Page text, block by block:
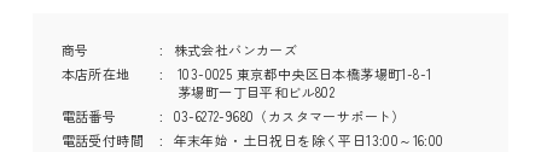
商号
株式会社バンカーズ
本店所在地
103-0025 東京都中央区日本橋茅場町1-8-1
茅場町一丁目平和ビル802
電話番号
03-6272-9680（カスタマーサポート）
電話受付時間
年末年始・土日祝日を除く平日13:00～16:00